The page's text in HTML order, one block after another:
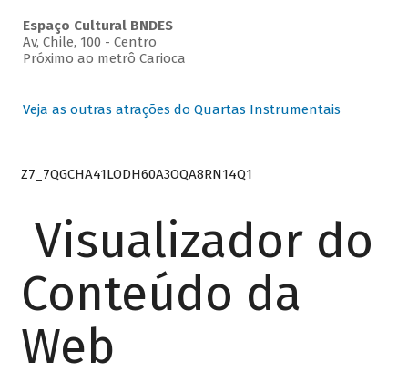
Espaço Cultural BNDES
Av, Chile, 100 - Centro
Próximo ao metrô Carioca
Veja as outras atrações do Quartas Instrumentais
Z7_7QGCHA41LODH60A3OQA8RN14Q1
Visualizador do
Conteúdo da
Web